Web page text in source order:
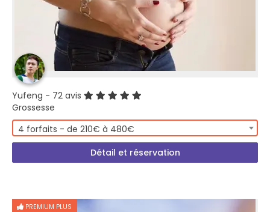
Yufeng - 72 avis
Grossesse
4 forfaits - de 210€ à 480€
Détail et réservation
PREMIUM PLUS